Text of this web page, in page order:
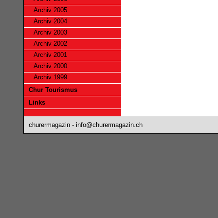
Archiv 2005
Archiv 2004
Archiv 2003
Archiv 2002
Archiv 2001
Archiv 2000
Archiv 1999
Chur Tourismus
Links
churermagazin - info@churermagazin.ch